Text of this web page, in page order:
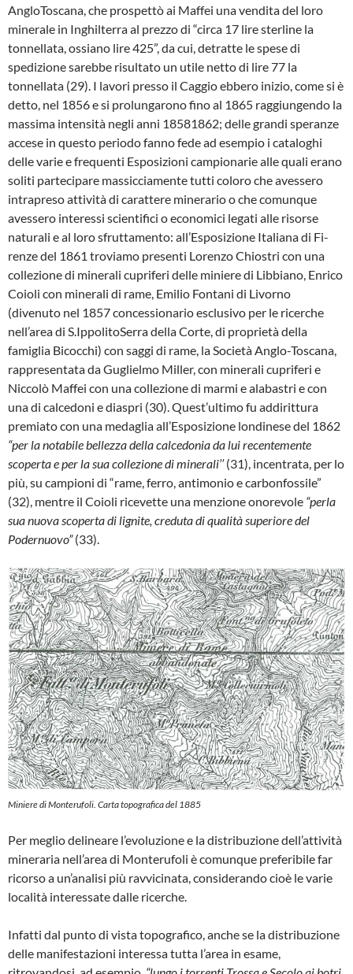
AngloToscana, che prospet­tò ai Maffei una vendita del loro
minerale in In­ghilterra al prezzo di “circa 17 lire sterline la
tonnellata, ossiano lire 425”, da cui, detratte le spese di
spedizione sarebbe risultato un utile netto di lire 77 la
tonnellata (29). I lavori presso il Caggio ebbero inizio, come si è
detto, nel 1856 e si prolungarono fino al 1865 raggiungendo la
massima intensità ne­gli anni 18581862; delle grandi speranze
ac­cese in questo periodo fanno fede ad esem­pio i cataloghi
delle varie e frequenti Esposi­zioni campionarie alle quali erano
soliti parte­cipare massicciamente tutti coloro che aves­sero
intrapreso attività di carattere minerario o che comunque
avessero interessi scientifici o economici legati alle risorse
naturali e al lo­ro sfruttamento: all’Esposizione Italiana di Fi­
renze del 1861 troviamo presenti Lorenzo Chio­stri con una
collezione di minerali cupriferi delle miniere di Libbiano, Enrico
Coioli con minera­li di rame, Emilio Fontani di Livorno
(divenuto nel 1857 concessionario esclusivo per le ricer­che
nell’area di S.IppolitoSerra della Corte, di proprietà della
famiglia Bicocchi) con saggi di rame, la Società Anglo-Toscana,
rappresentata da Guglielmo Miller, con minerali cupriferi e
Niccolò Maffei con una collezione di marmi e alabastri e con
una di calcedoni e diaspri (30). Quest’ultimo fu addirittura
premiato con una medaglia all’Esposizione londinese del 1862
“per la notabile bellezza della calcedonia da lui recentemente
scoperta e per la sua colle­zione di minerali’’(31), incentrata, per lo
più, su campioni di “rame, ferro, antimonio e carbonfossile”
(32), mentre il Coioli ricevette una menzione onorevole “perla
sua nuova scoper­ta di lignite, creduta di qualità superiore del
Podernuovo”(33).
Miniere di Monterufoli. Carta topografica del 1885
Per meglio delineare l’evoluzione e la distribu­zione dell’attività
mineraria nell’area di Monterufoli è comunque preferibile far
ricorso a un’analisi più ravvicinata, considerando cioè le varie
località interessate dalle ricerche.
Infatti dal punto di vista topografico, anche se la distribuzione
delle manifestazioni interessa tutta l’area in esame,